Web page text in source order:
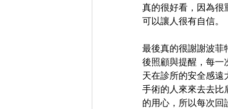
真的很好看，因為很
可以讓人很有自信。
最後真的很謝謝波菲
後照顧與提醒，每一
天在診所的安全感
手術的人來來去去比
的用心，所以每次回